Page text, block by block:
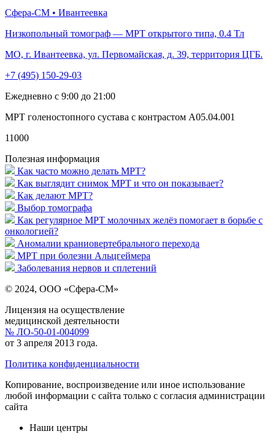
Сфера-СМ • Ивантеевка
Низкопольный томограф — МРТ открытого типа, 0.4 Тл
МО, г. Ивантеевка, ул. Первомайская, д. 39, территория ЦГБ.
+7 (495) 150-29-03
Ежедневно с 9:00 до 21:00
МРТ голеностопного сустава с контрастом A05.04.001
11000
Полезная информация
Как часто можно делать МРТ?
Как выглядит снимок МРТ и что он показывает?
Как делают МРТ?
Выбор томографа
Как регулярное МРТ молочных желёз помогает в борьбе с
онкологией?
Аномалии краниовертебрального перехода
МРТ при болезни Альцгеймера
Заболевания нервов и сплетений
© 2024, ООО «Сфера-СМ»
Лицензия на осуществление
медицинской деятельности
№ ЛО-50-01-004099
от 3 апреля 2013 года.
Политика конфиденциальности
Копирование, воспроизведение или иное использование
любой информации с сайта только с согласия администрации
сайта
Наши центры